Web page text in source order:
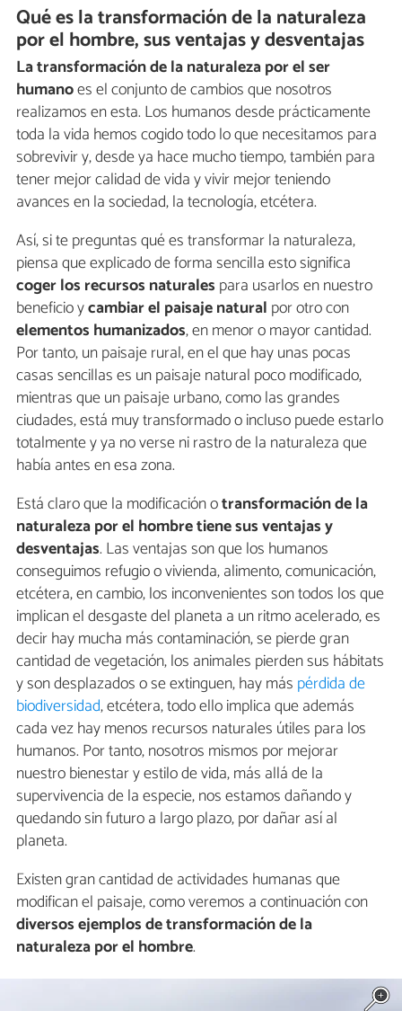
Qué es la transformación de la naturaleza
por el hombre, sus ventajas y desventajas
La transformación de la naturaleza por el ser
humanoes el conjunto de cambios que nosotros
realizamos en esta. Los humanos desde prácticamente
toda la vida hemos cogido todo lo que necesitamos para
sobrevivir y, desde ya hace mucho tiempo, también para
tener mejor calidad de vida y vivir mejor teniendo
avances en la sociedad, la tecnología, etcétera.
Así, si te preguntas qué es transformar la naturaleza,
piensa que explicado de forma sencilla esto significa
coger los recursos naturales para usarlos en nuestro
beneficio ycambiar el paisaje natural por otro con
elementos humanizados, en menor o mayor cantidad.
Por tanto, un paisaje rural, en el que hay unas pocas
casas sencillas es un paisaje natural poco modificado,
mientras que un paisaje urbano, como las grandes
ciudades, está muy transformado o incluso puede estarlo
totalmente y ya no verse ni rastro de la naturaleza que
había antes en esa zona.
Está claro que la modificación otransformación de la
naturaleza por el hombre tiene sus ventajas y
desventajas. Las ventajas son que los humanos
conseguimos refugio o vivienda, alimento, comunicación,
etcétera, en cambio, los inconvenientes son todos los que
implican el desgaste del planeta a un ritmo acelerado, es
decir hay mucha más contaminación, se pierde gran
cantidad de vegetación, los animales pierden sus hábitats
y son desplazados o se extinguen, hay más pérdida de
biodiversidad, etcétera, todo ello implica que además
cada vez hay menos recursos naturales útiles para los
humanos. Por tanto, nosotros mismos por mejorar
nuestro bienestar y estilo de vida, más allá de la
supervivencia de la especie, nos estamos dañando y
quedando sin futuro a largo plazo, por dañar así al
planeta.
Existen gran cantidad de actividades humanas que
modifican el paisaje, como veremos a continuación con
diversos ejemplos de transformación de la
naturaleza por el hombre.